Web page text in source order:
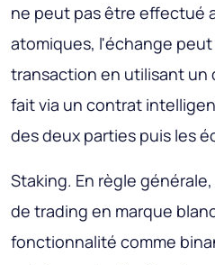
ne peut pas être effectué
atomiques, l'échange
transaction en utilisant un
fait via un contrat
des deux parties puis les
Staking. En règle
de trading en marque
fonctionnalité comme